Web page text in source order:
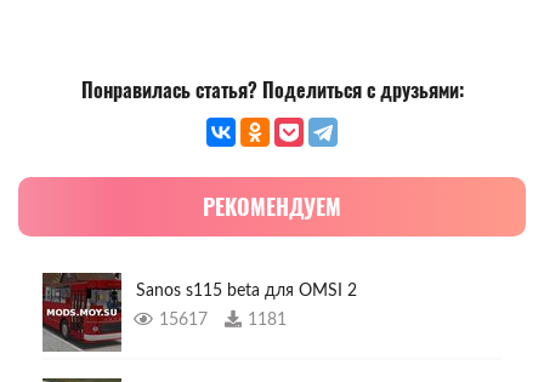
Понравилась статья? Поделиться с друзьями:
РЕКОМЕНДУЕМ
Sanos s115 beta для OMSI 2
15617
1181